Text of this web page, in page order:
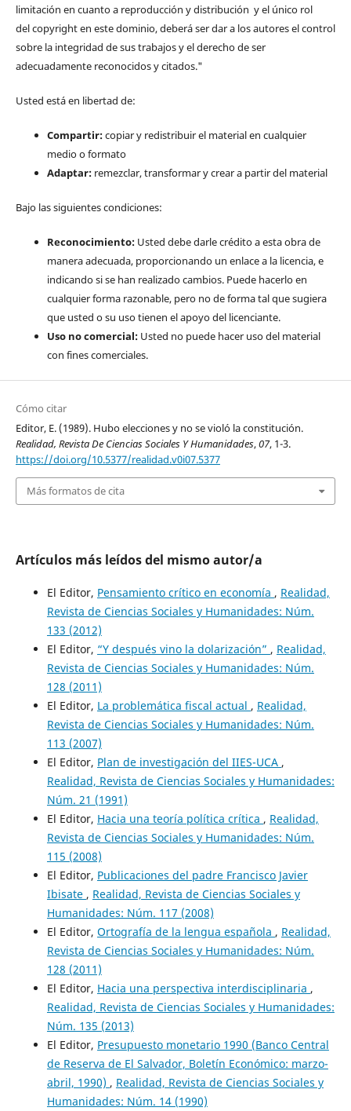
limitación en cuanto a reproducción y distribución y el único rol
del copyright en este dominio, deberá ser dar a los autores el control
sobre la integridad de sus trabajos y el derecho de ser
adecuadamente reconocidos y citados."
Usted está en libertad de:
Compartir:copiar y redistribuir el material en cualquier
medio o formato
Adaptar:remezclar, transformar y crear a partir del material
Bajo las siguientes condiciones:
Reconocimiento:Usted debe darle crédito a esta obra de
manera adecuada, proporcionando un enlace a la licencia, e
indicando si se han realizado cambios. Puede hacerlo en
cualquier forma razonable, pero no de forma tal que sugiera
que usted o su uso tienen el apoyo del licenciante.
Uso no comercial:Usted no puede hacer uso del material
con fines comerciales.
Cómo citar
Editor, E. (1989). Hubo elecciones y no se violó la constitución.
Realidad, Revista De Ciencias Sociales Y Humanidades,07, 1-3.
https://doi.org/10.5377/realidad.v0i07.5377
Más formatos de cita
Artículos más leídos del mismo autor/a
El Editor, Pensamiento crítico en economía , Realidad,
Revista de Ciencias Sociales y Humanidades: Núm.
133 (2012)
El Editor, “Y después vino la dolarización” , Realidad,
Revista de Ciencias Sociales y Humanidades: Núm.
128 (2011)
El Editor, La problemática fiscal actual , Realidad,
Revista de Ciencias Sociales y Humanidades: Núm.
113 (2007)
El Editor, Plan de investigación del IIES-UCA ,
Realidad, Revista de Ciencias Sociales y Humanidades:
Núm. 21 (1991)
El Editor, Hacia una teoría política crítica , Realidad,
Revista de Ciencias Sociales y Humanidades: Núm.
115 (2008)
El Editor, Publicaciones del padre Francisco Javier
Ibisate , Realidad, Revista de Ciencias Sociales y
Humanidades: Núm. 117 (2008)
El Editor, Ortografía de la lengua española , Realidad,
Revista de Ciencias Sociales y Humanidades: Núm.
128 (2011)
El Editor, Hacia una perspectiva interdisciplinaria ,
Realidad, Revista de Ciencias Sociales y Humanidades:
Núm. 135 (2013)
El Editor, Presupuesto monetario 1990 (Banco Central
de Reserva de El Salvador, Boletín Económico: marzo-
abril, 1990) , Realidad, Revista de Ciencias Sociales y
Humanidades: Núm. 14 (1990)